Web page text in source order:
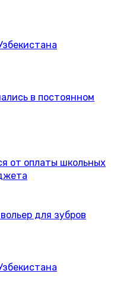
в постоянном
от оплаты школьных
для зубров